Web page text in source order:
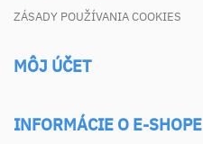
ZÁSADY POUŽÍVANIA COOKIES
MÔJ ÚČET
INFORMÁCIE O E-SHOPE